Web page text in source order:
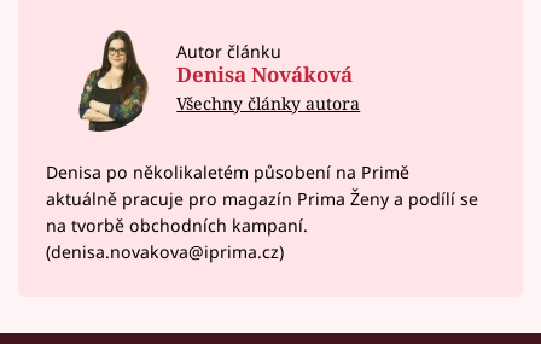
Autor článku
Denisa Nováková
Všechny články autora
Denisa po několikaletém působení na Primě
aktuálně pracuje pro magazín Prima Ženy a podílí se
na tvorbě obchodních kampaní.
(denisa.novakova@iprima.cz)